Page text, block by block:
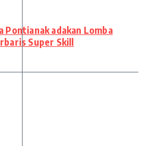
Pontianak adakan Lomba
Super Skill